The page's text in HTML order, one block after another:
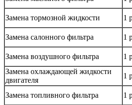
Замена тормозной жидкости
1
Замена салонного фильтра
1
Замена воздушного фильтра
1
Замена охлаждающей жидкости
двигателя
1
Замена топливного фильтра
1